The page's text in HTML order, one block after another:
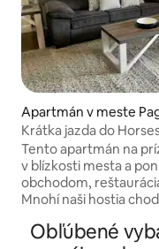
Apartmán v meste
Krátka jazda do
lôžka/1 kúpeľňa, byt č.
Tento apartmán na
v blízkosti mesta a
obchodom,
Mnohí naši hostia
štvorbytového domu
Obľúbené